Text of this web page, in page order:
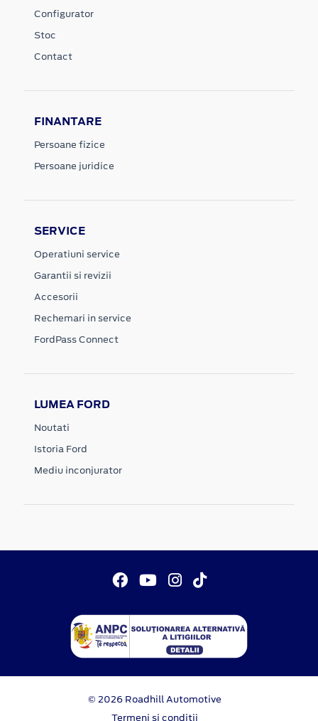
Configurator
Stoc
Contact
FINANTARE
Persoane fizice
Persoane juridice
SERVICE
Operatiuni service
Garantii si revizii
Accesorii
Rechemari in service
FordPass Connect
LUMEA FORD
Noutati
Istoria Ford
Mediu inconjurator
© 2026 Roadhill Automotive
Termeni si conditii